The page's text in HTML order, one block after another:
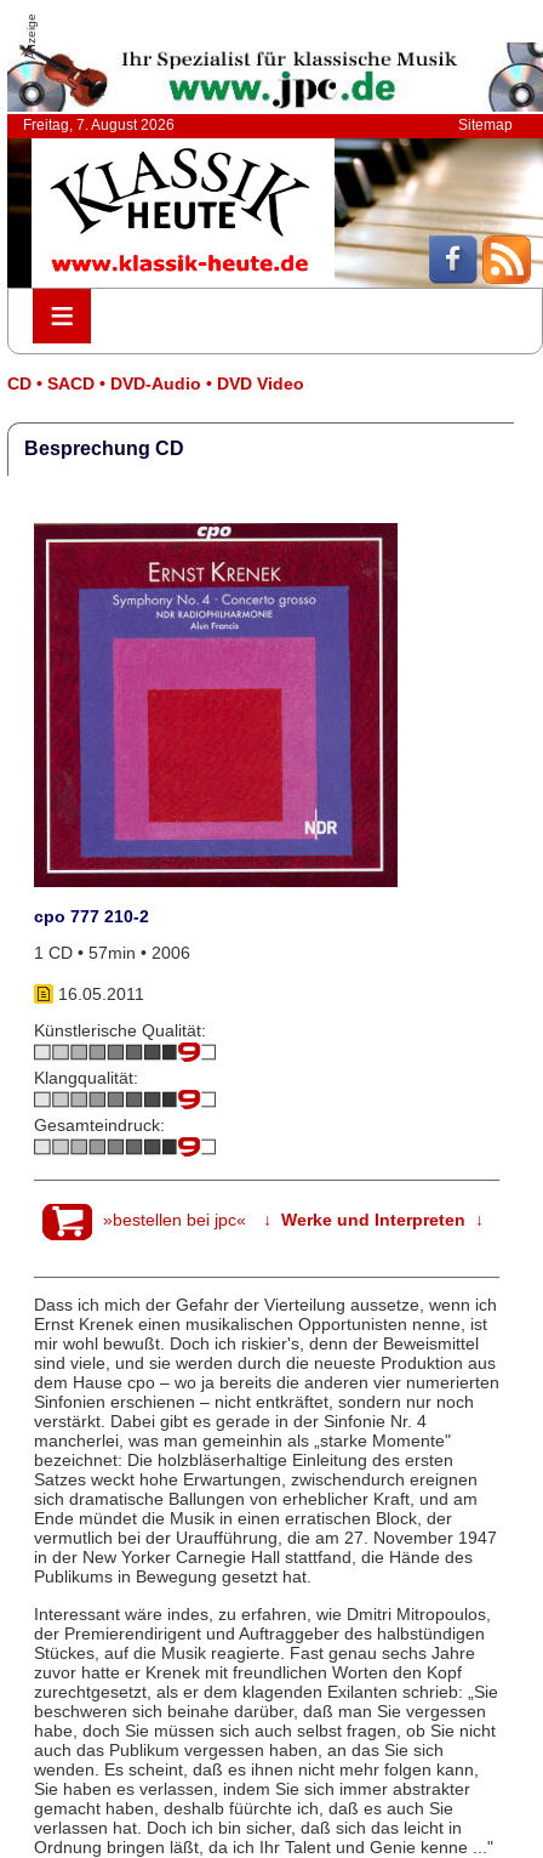
Anzeige
Freitag, 7. August 2026 Sitemap
≡
≡
CD • SACD • DVD-Audio • DVD Video
Besprechung CD
cpo 777 210-2
1 CD • 57min • 2006
16.05.2011
Künstlerische Qualität:
Klangqualität:
Gesamteindruck:
»bestellen bei jpc« ↓ Werke und Interpreten ↓
Dass ich mich der Gefahr der Vierteilung aussetze, wenn ich
Ernst Krenek einen musikalischen Opportunisten nenne, ist
mir wohl bewußt. Doch ich riskier's, denn der Beweismittel
sind viele, und sie werden durch die neueste Produktion aus
dem Hause cpo – wo ja bereits die anderen vier numerierten
Sinfonien erschienen – nicht entkräftet, sondern nur noch
verstärkt. Dabei gibt es gerade in der Sinfonie Nr. 4
mancherlei, was man gemeinhin als „starke Momente"
bezeichnet: Die holzbläserhaltige Einleitung des ersten
Satzes weckt hohe Erwartungen, zwischendurch ereignen
sich dramatische Ballungen von erheblicher Kraft, und am
Ende mündet die Musik in einen erratischen Block, der
vermutlich bei der Uraufführung, die am 27. November 1947
in der New Yorker Carnegie Hall stattfand, die Hände des
Publikums in Bewegung gesetzt hat.
Interessant wäre indes, zu erfahren, wie Dmitri Mitropoulos,
der Premierendirigent und Auftraggeber des halbstündigen
Stückes, auf die Musik reagierte. Fast genau sechs Jahre
zuvor hatte er Krenek mit freundlichen Worten den Kopf
zurechtgesetzt, als er dem klagenden Exilanten schrieb: „Sie
beschweren sich beinahe darüber, daß man Sie vergessen
habe, doch Sie müssen sich auch selbst fragen, ob Sie nicht
auch das Publikum vergessen haben, an das Sie sich
wenden. Es scheint, daß es ihnen nicht mehr folgen kann,
Sie haben es verlassen, indem Sie sich immer abstrakter
gemacht haben, deshalb füürchte ich, daß es auch Sie
verlassen hat. Doch ich bin sicher, daß sich das leicht in
Ordnung bringen läßt, da ich Ihr Talent und Genie kenne ..."